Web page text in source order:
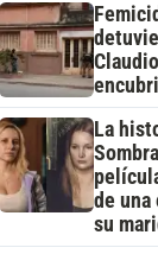
La
de una
su